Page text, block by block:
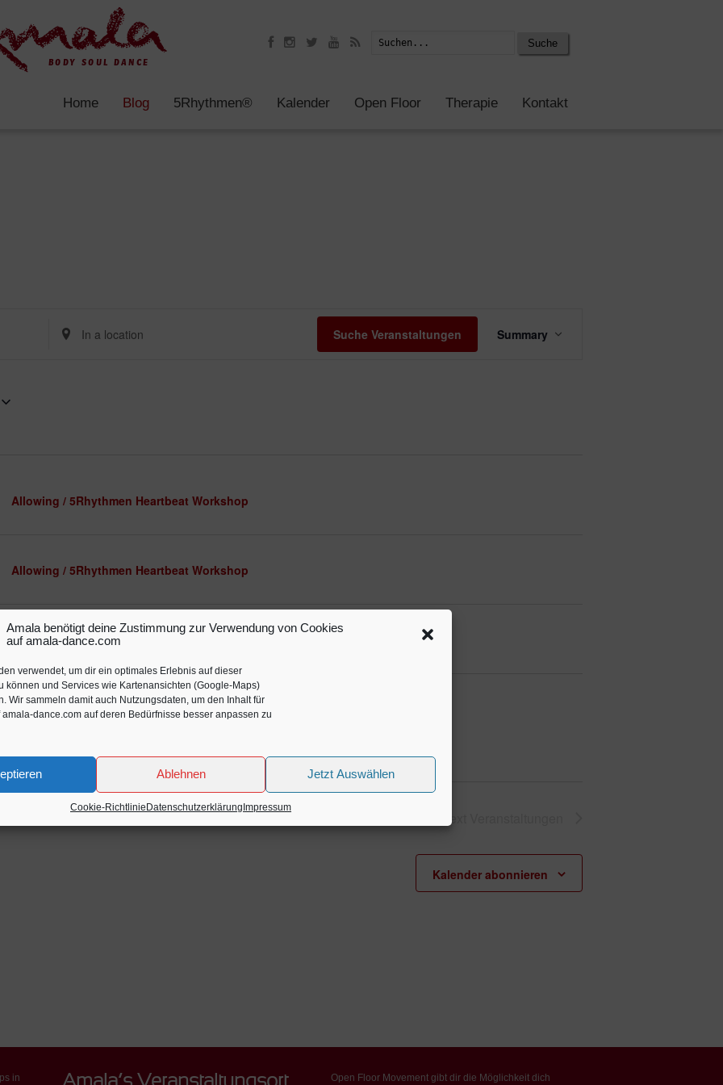
Amala benötigt deine Zustimmung zur Verwendung von Cookies
auf amala-dance.com
verwendet, um dir ein optimales Erlebnis auf dieser
können und Services wie Kartenansichten (Google-Maps)
Wir sammeln damit auch Nutzungsdaten, um den Inhalt für
dance.com auf deren Bedürfnisse besser anpassen zu
Ablehnen Jetzt Auswählen
Cookie-RichtlinieDatenschutzerklärungImpressum
Suche
Home Blog 5Rhythmen® Kalender Open Floor Therapie Kontakt
Location.
Suche Veranstaltungen
Ansichten-
Summary
Allowing / 5Rhythmen Heartbeat Workshop
Allowing / 5Rhythmen Heartbeat Workshop
Allowing / 5Rhythmen Heartbeat Workshop
Allowing / 5Rhythmen Heartbeat Workshop
Next
Kalender abonnieren
in Open Floor Movement gibt dir die Möglichkeit dich